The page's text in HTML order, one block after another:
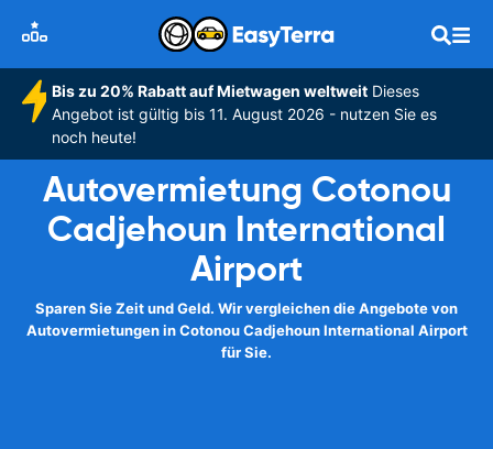
Bis zu 20% Rabatt auf Mietwagen weltweitDieses
Angebot ist gültig bis 11. August 2026 - nutzen Sie es
noch heute!
Autovermietung Cotonou
Cadjehoun International
Airport
Sparen Sie Zeit und Geld. Wir vergleichen die Angebote von
Autovermietungen in Cotonou Cadjehoun International Airport
für Sie.